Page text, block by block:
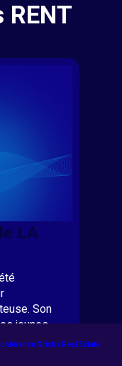
LA
Son
jeunes
du
Orisha Real Estate